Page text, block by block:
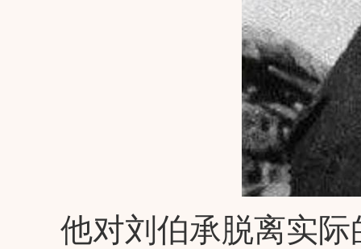
他对刘伯承脱离实际